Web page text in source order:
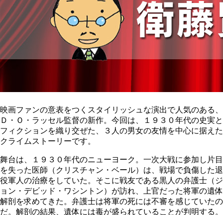
映画ファンの意表をつくスタイリッシュな演出で人気のある、
Ｄ・Ｏ・ラッセル監督の新作。今回は、１９３０年代の史実と
フィクションを織り交ぜた、３人の男女の友情を中心に据えた
クライムストーリーです。
舞台は、１９３０年代のニューヨーク。一次大戦に参加し片目
を失った医師（クリスチャン・ベール）は、戦場で負傷した退
役軍人の治療をしていた。そこに戦友である黒人の弁護士（ジ
ョン・デビッド・ワシントン）が訪れ、上官だった将軍の遺体
解剖を求めてきた。弁護士は将軍の死には不審を感じていたの
だ。解剖の結果、遺体には毒が盛られていることが判明する。